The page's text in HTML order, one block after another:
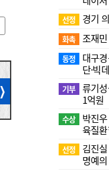
선정 경기
화촉 조재
동정
대구
단·빅
기부 류기
1억원
수상
박진
육질
선정
김진
명예의